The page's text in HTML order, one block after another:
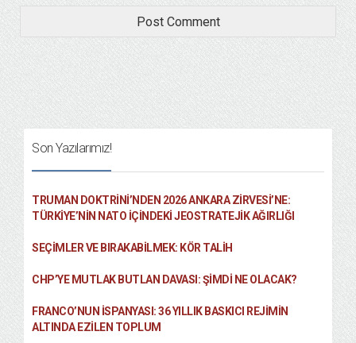
Son Yazılarımız!
TRUMAN DOKTRINI’NDEN 2026 ANKARA ZIRVESI’NE:
TÜRKIYE’NIN NATO İÇINDEKI JEOSTRATEJIK AĞIRLIĞI
SEÇIMLER VE BIRAKABILMEK: KÖR TALIH
CHP’YE MUTLAK BUTLAN DAVASI: ŞİMDİ NE OLACAK?
FRANCO’NUN İSPANYASI: 36 YILLIK BASKICI REJIMIN
ALTINDA EZILEN TOPLUM